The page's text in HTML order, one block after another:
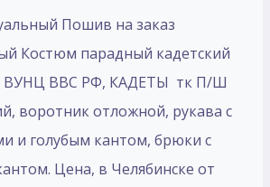
Пошив на заказ
Костюм парадный кадетский
ВУНЦ ВВС РФ, КАДЕТЫ тк П/Ш
воротник отложной, рукава с
и голубым кантом, брюки с
Цена, в Челябинске от